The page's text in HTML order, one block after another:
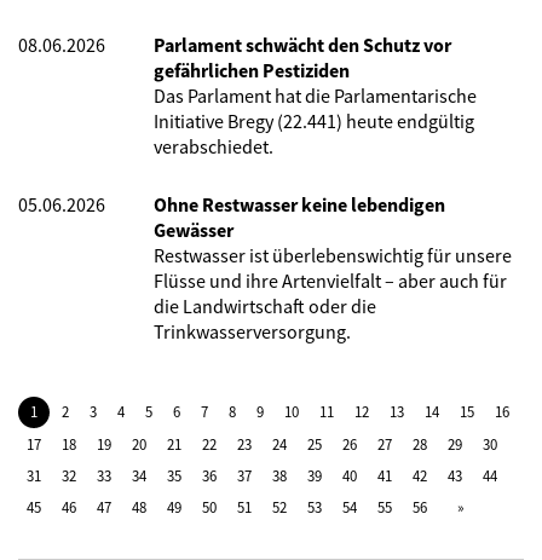
08.06.2026
Parlament schwächt den Schutz vor
gefährlichen Pestiziden
Das Parlament hat die Parlamentarische
Initiative Bregy (22.441) heute endgültig
verabschiedet.
05.06.2026
Ohne Restwasser keine lebendigen
Gewässer
Restwasser ist überlebenswichtig für unsere
Flüsse und ihre Artenvielfalt – aber auch für
die Landwirtschaft oder die
Trinkwasserversorgung.
1 2 3 4 5 6 7 8 9 10 11 12 13 14 15
16
17
18 19 20 21 22 23 24 25 26 27 28 29
30
31
32 33 34 35 36 37 38 39 40 41 42 43
44
45
46 47 48 49 50 51 52 53 54 55 56